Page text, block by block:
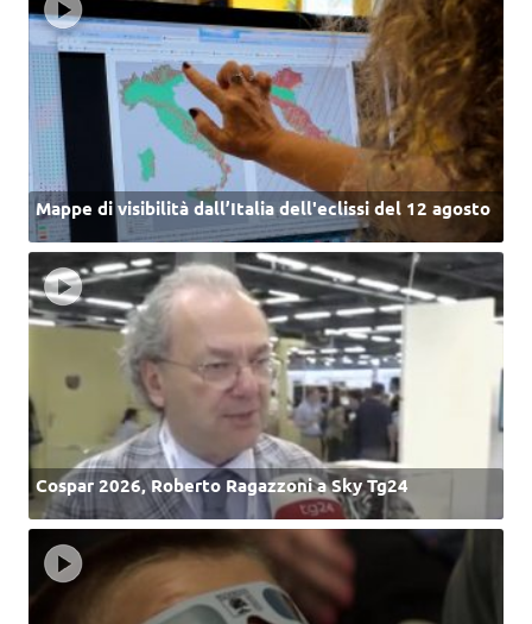
Mappe di visibilità dall’Italia dell'eclissi del 12 agosto
Cospar 2026, Roberto Ragazzoni a Sky Tg24